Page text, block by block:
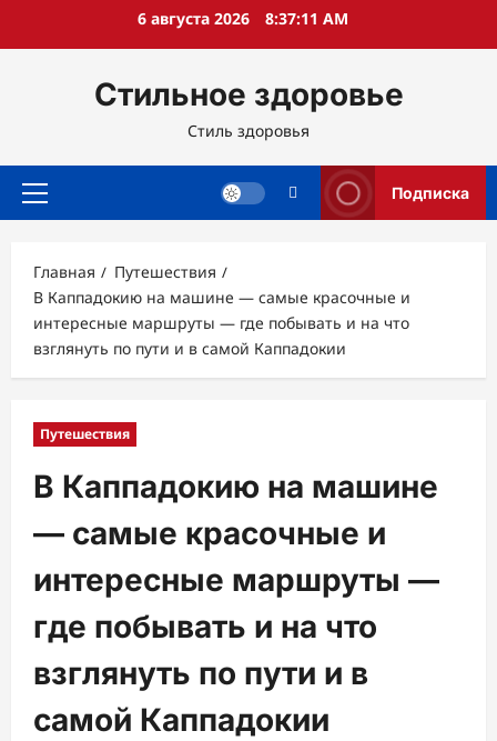
6 августа 2026 8:37:13 AM
Стильное здоровье
Стиль здоровья
Основное
Подписка
Главная
Путешествия
В Каппадокию на машине — самые красочные и
интересные маршруты — где побывать и на что
взглянуть по пути и в самой Каппадокии
Путешествия
В Каппадокию на машине
— самые красочные и
интересные маршруты —
где побывать и на что
взглянуть по пути и в
самой Каппадокии